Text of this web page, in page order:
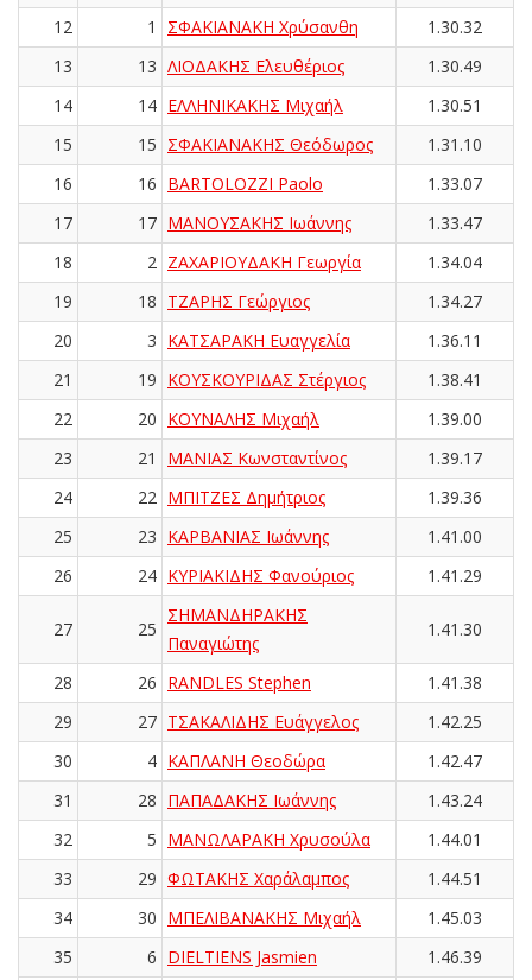
12
1 ΣΦΑΚΙΑΝΑΚΗ Χρύσανθη
1.30.32
13
13 ΛΙΟΔΑΚΗΣ Ελευθέριος
1.30.49
14
14 ΕΛΛΗΝΙΚΑΚΗΣ Μιχαήλ
1.30.51
15
15 ΣΦΑΚΙΑΝΑΚΗΣ Θεόδωρος
1.31.10
16
16 BARTOLOZZI Paolo
1.33.07
17
17 ΜΑΝΟΥΣΑΚΗΣ Ιωάννης
1.33.47
18
2 ΖΑΧΑΡΙΟΥΔΑΚΗ Γεωργία
1.34.04
19
18 ΤΖΑΡΗΣ Γεώργιος
1.34.27
20
3 ΚΑΤΣΑΡΑΚΗ Ευαγγελία
1.36.11
21
19 ΚΟΥΣΚΟΥΡΙΔΑΣ Στέργιος
1.38.41
22
20 ΚΟΥΝΑΛΗΣ Μιχαήλ
1.39.00
23
21 ΜΑΝΙΑΣ Κωνσταντίνος
1.39.17
24
22 ΜΠΙΤΖΕΣ Δημήτριος
1.39.36
25
23 ΚΑΡΒΑΝΙΑΣ Ιωάννης
1.41.00
26
24 ΚΥΡΙΑΚΙΔΗΣ Φανούριος 1.41.29
27 25
ΣΗΜΑΝΔΗΡΑΚΗΣ
Παναγιώτης
1.41.30
28 26 RANDLES Stephen
1.41.38
29
27 ΤΣΑΚΑΛΙΔΗΣ Ευάγγελος
1.42.25
30
4 ΚΑΠΛΑΝΗ Θεοδώρα
1.42.47
31
28 ΠΑΠΑΔΑΚΗΣ Ιωάννης
1.43.24
32
5 ΜΑΝΩΛΑΡΑΚΗ Χρυσούλα
1.44.01
33
29 ΦΩΤΑΚΗΣ Χαράλαμπος
1.44.51
34
30 ΜΠΕΛΙΒΑΝΑΚΗΣ Μιχαήλ
1.45.03
35
6 DIELTIENS Jasmien 1.46.39